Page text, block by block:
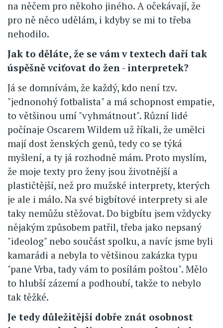
na něčem pro někoho jiného. A očekávají, že
pro ně něco udělám, i kdyby se mi to třeba
nehodilo.
Jak to děláte, že se vám v textech daří tak
úspěšně vciťovat do žen - interpretek?
Já se domnívám, že každý, kdo není tzv.
"jednonohý fotbalista" a má schopnost empatie,
to většinou umí "vyhmátnout". Různí lidé
počínaje Oscarem Wildem už říkali, že umělci
mají dost ženských genů, tedy co se týká
myšlení, a ty já rozhodně mám. Proto myslím,
že moje texty pro ženy jsou životnější a
plastičtější, než pro mužské interprety, kterých
je ale i málo. Na své bigbítové interprety si ale
taky nemůžu stěžovat. Do bigbítu jsem vždycky
nějakým způsobem patřil, třeba jako nepsaný
"ideolog" nebo součást spolku, a navíc jsme byli
kamarádi a nebyla to většinou zakázka typu
"pane Vrba, tady vám to posílám poštou". Mělo
to hlubší zázemí a podhoubí, takže to nebylo
tak těžké.
Je tedy důležitější dobře znát osobnost